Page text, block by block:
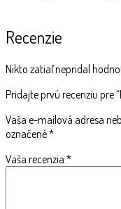
Recenzie
Nikto zatiaľ nepridal
Pridajte prvú recenziu pre
Vaša e-mailová adresa
označené*
Vaša recenzia *